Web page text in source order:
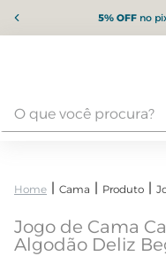
5% OFFno
Cama Produto
Jogo de Cama
Algodão Deliz